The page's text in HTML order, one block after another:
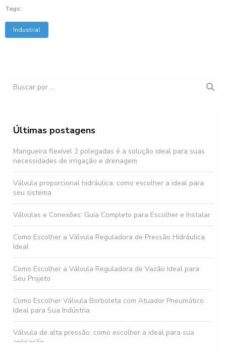
Tags:
Industrial
Últimas postagens
Mangueira flexível 2 polegadas é a solução ideal para suas
necessidades de irrigação e drenagem
Válvula proporcional hidráulica: como escolher a ideal para
seu sistema
Válvulas e Conexões: Guia Completo para Escolher e Instalar
Como Escolher a Válvula Reguladora de Pressão Hidráulica
Ideal
Como Escolher a Válvula Reguladora de Vazão Ideal para
Seu Projeto
Como Escolher Válvula Borboleta com Atuador Pneumático
Ideal para Sua Indústria
Válvula de alta pressão: como escolher a ideal para sua
aplicação